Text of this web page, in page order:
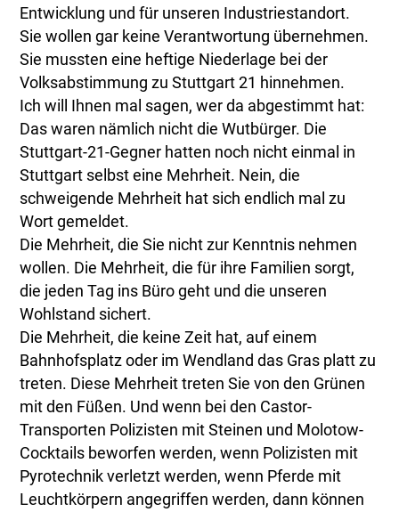
Entwicklung und für unseren Industriestandort.
Sie wollen gar keine Verantwortung übernehmen.
Sie mussten eine heftige Niederlage bei der
Volksabstimmung zu Stuttgart 21 hinnehmen.
Ich will Ihnen mal sagen, wer da abgestimmt hat:
Das waren nämlich nicht die Wutbürger. Die
Stuttgart-21-Gegner hatten noch nicht einmal in
Stuttgart selbst eine Mehrheit. Nein, die
schweigende Mehrheit hat sich endlich mal zu
Wort gemeldet.
Die Mehrheit, die Sie nicht zur Kenntnis nehmen
wollen. Die Mehrheit, die für ihre Familien sorgt,
die jeden Tag ins Büro geht und die unseren
Wohlstand sichert.
Die Mehrheit, die keine Zeit hat, auf einem
Bahnhofsplatz oder im Wendland das Gras platt zu
treten. Diese Mehrheit treten Sie von den Grünen
mit den Füßen. Und wenn bei den Castor-
Transporten Polizisten mit Steinen und Molotow-
Cocktails beworfen werden, wenn Polizisten mit
Pyrotechnik verletzt werden, wenn Pferde mit
Leuchtkörpern angegriffen werden, dann können